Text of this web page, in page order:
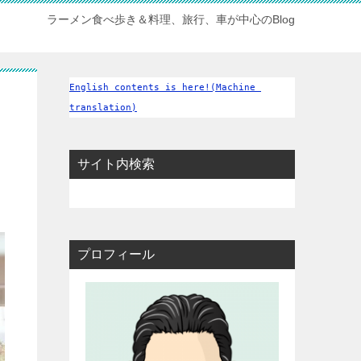
ラーメン食べ歩き＆料理、旅行、車が中心のBlog
English contents is here!(Machine
translation)
サイト内検索
プロフィール